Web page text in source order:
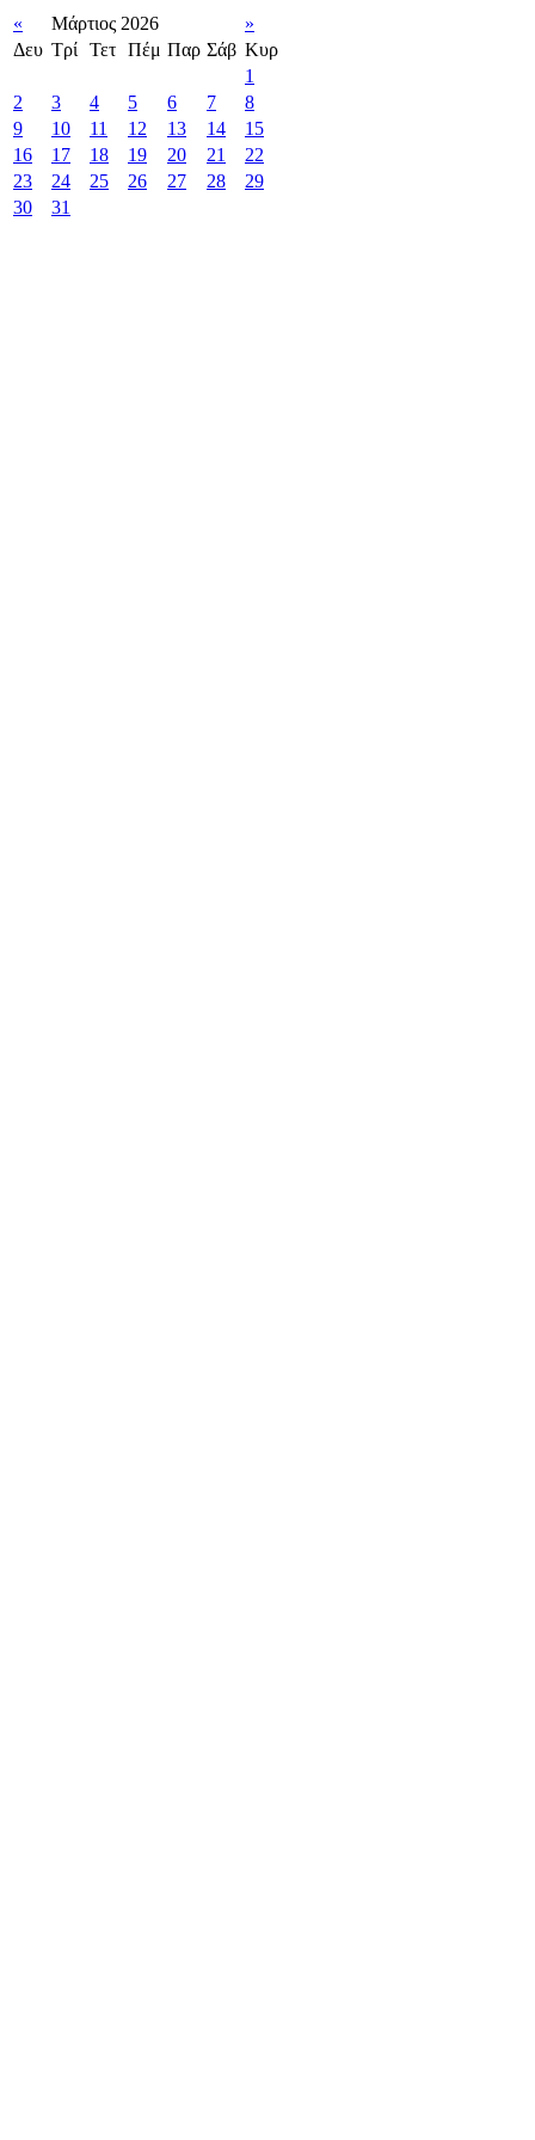
« Μάρτιος 2026
»
Δευ Τρί Τετ Πέμ Παρ Σάβ Κυρ
1
2
3 4 5 6 7
8
9
10 11 12 13 14
15
16
17 18 19 20 21
22
23
24 25 26 27 28
29
30
31